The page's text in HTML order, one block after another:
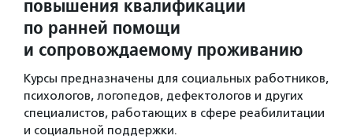
повышения квалификации
по ранней помощи
и сопровождаемому проживанию
Курсы предназначены для социальных работников,
психологов, логопедов, дефектологов и других
специалистов, работающих в сфере реабилитации
и социальной поддержки.